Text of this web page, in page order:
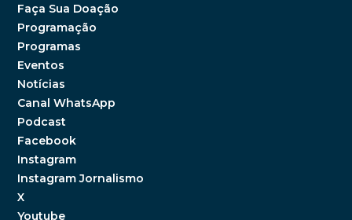
Faça Sua Doação
Programação
Programas
Eventos
Notícias
Canal WhatsApp
Podcast
Facebook
Instagram
Instagram Jornalismo
X
Youtube